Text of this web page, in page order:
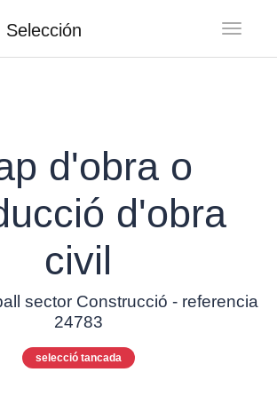
d'obra o
d'obra
civil
sector Construcció - referencia
24783
selecció tancada